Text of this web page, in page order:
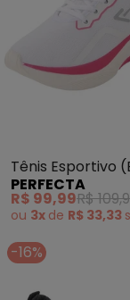
Tênis Esportivo
com Solado
PERFECTA
R$ 99,99R$
ou 3x de R$ 33,33
-16%